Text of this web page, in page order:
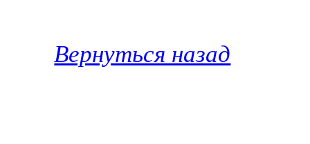
Вернуться назад